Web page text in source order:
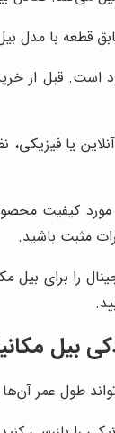
قطعه با مدل
قبل از
یا
کیفیت
مثبت باشید.
را برای
بیل
طول عمر آن‌ها